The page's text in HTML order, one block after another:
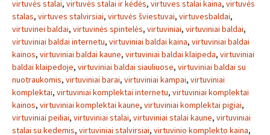
virtuvės stalai, virtuvės stalai ir kėdės, virtuves stalai kaina, virtuvės
stalas, virtuves stalvirsiai, virtuvės šviestuvai, virtuvesbaldai,
virtuvinei baldai, virtuvinės spintelės, virtuviniai, virtuviniai baldai,
virtuviniai baldai internetu, virtuviniai baldai kaina, virtuviniai baldai
kainos, virtuviniai baldai kaune, virtuviniai baldai klaipeda, virtuviniai
baldai klaipedoje, virtuviniai baldai siauliuose, virtuviniai baldai su
nuotraukomis, virtuviniai barai, virtuviniai kampai, virtuviniai
komplektai, virtuviniai komplektai internetu, virtuviniai komplektai
kainos, virtuviniai komplektai kaune, virtuviniai komplektai pigiai,
virtuviniai peiliai, virtuviniai stalai, virtuviniai stalai kaune, virtuviniai
stalai su kedemis, virtuviniai stalvirsiai, virtuvinio komplekto kaina,